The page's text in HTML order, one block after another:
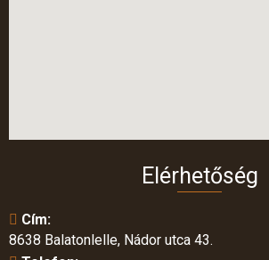
Elérhetőség
Cím:
8638 Balatonlelle, Nádor utca 43.